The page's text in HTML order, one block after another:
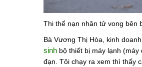
Thi thể nạn nhân tử vong bên
Bà Vương Thị Hòa, kinh
sinh bộ thiết bị máy lạnh
đạn. Tôi chạy ra xem thì thấy